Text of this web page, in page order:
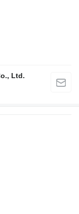
Ltd.